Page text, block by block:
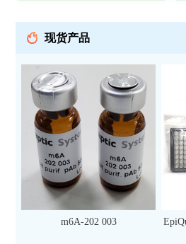
现货产品
m6A-202 003